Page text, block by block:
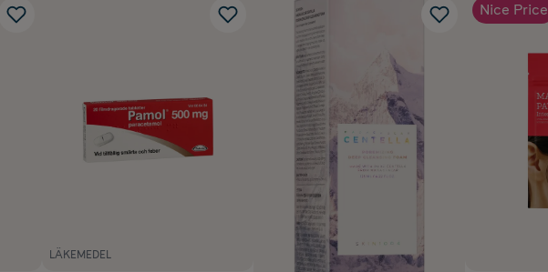
LÄKEMEDEL
Nice Price